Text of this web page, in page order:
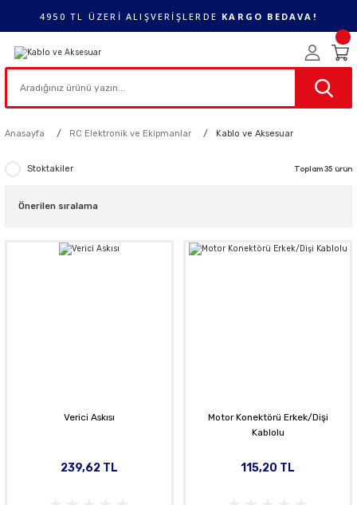
4950 TL ÜZERİ ALIŞVERİŞLERDE KARGO BEDAVA!
Anasayfa RC Elektronik ve Ekipmanlar Kablo ve Aksesuar
Stoktakiler Toplam 35 ürün
Verici Askısı
239,62 TL
Motor Konektörü Erkek/Dişi
Kablolu
115,20 TL